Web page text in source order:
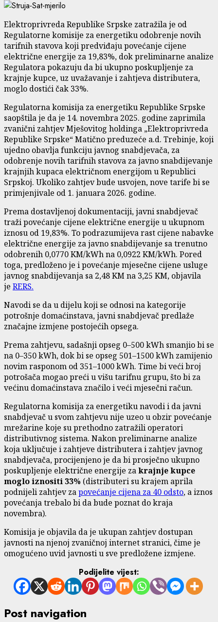
Elektroprivreda Republike Srpske zatražila je od
Regulatorne komisije za energetiku odobrenje novih
tarifnih stavova koji predviđaju povećanje cijene
električne energije za 19,83%, dok preliminarne analize
Regulatora pokazuju da bi ukupno poskupljenje za
krajnje kupce, uz uvažavanje i zahtjeva distributera,
moglo dostići čak 33%.
Regulatorna komisija za energetiku Republike Srpske
saopštila je da je 14. novembra 2025. godine zaprimila
zvanični zahtjev Mješovitog holdinga „Elektroprivreda
Republike Srpske“ Matično preduzeće a.d. Trebinje, koji
ujedno obavlja funkciju javnog snabdjevača, za
odobrenje novih tarifnih stavova za javno snabdijevanje
krajnjih kupaca električnom energijom u Republici
Srpskoj. Ukoliko zahtjev bude usvojen, nove tarife bi se
primjenjivale od 1. januara 2026. godine.
Prema dostavljenoj dokumentaciji, javni snabdjevač
traži povećanje cijene električne energije u ukupnom
iznosu od 19,83%. To podrazumijeva rast cijene nabavke
električne energije za javno snabdijevanje sa trenutno
odobrenih 0,0770 KM/kWh na 0,0922 KM/kWh. Pored
toga, predloženo je i povećanje mjesečne cijene usluge
javnog snabdijevanja sa 2,48 KM na 3,25 KM, objavila
je RERS.
Navodi se da u dijelu koji se odnosi na kategorije
potrošnje domaćinstava, javni snabdjevač predlaže
značajne izmjene postojećih opsega.
Prema zahtjevu, sadašnji opseg 0–500 kWh smanjio bi se
na 0–350 kWh, dok bi se opseg 501–1500 kWh zamijenio
novim rasponom od 351–1000 kWh. Time bi veći broj
potrošača mogao preći u višu tarifnu grupu, što bi za
većinu domaćinstava značilo i veći mjesečni račun.
Regulatorna komisija za energetiku navodi i da javni
snabdjevač u svom zahtjevu nije uzeo u obzir povećanje
mrežarine koje su prethodno zatražili operatori
distributivnog sistema. Nakon preliminarne analize
koja uključuje i zahtjeve distributera i zahtjev javnog
snabdjevača, procijenjeno je da bi prosječno ukupno
poskupljenje električne energije zakrajnje kupce
moglo iznositi 33% (distributeri su krajem aprila
podnijeli zahtjev zapovećanje cijena za 40 odsto, a iznos
povećanja trebalo bi da bude poznat do kraja
novembra).
Komisija je objavila da je ukupan zahtjev dostupan
javnosti na njenoj zvaničnoj internet stranici, čime je
omogućeno uvid javnosti u sve predložene izmjene.
Podijelite vijest:
Post navigation